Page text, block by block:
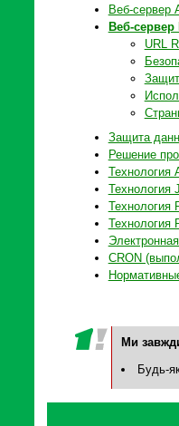
Веб-сервер
Веб-сервер
URL
Защита
Решение
Технология
Технология
Технология
Технология
CRON
Ми
Будь-